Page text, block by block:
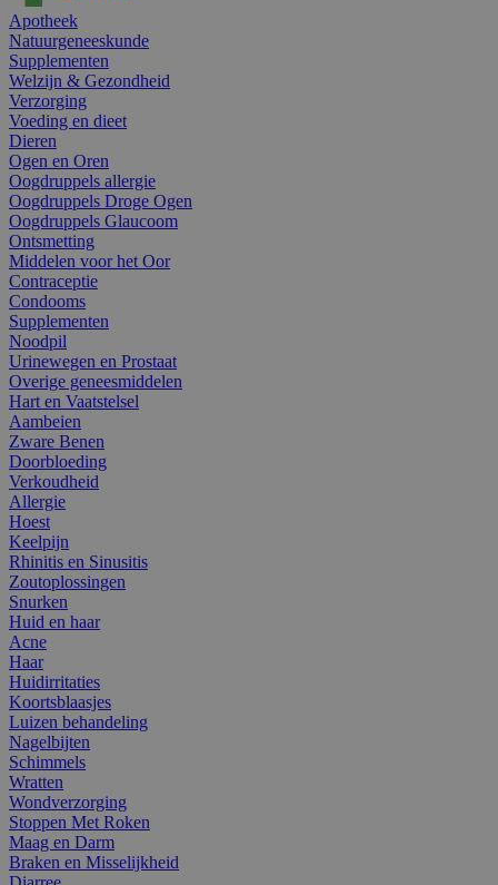
Apotheek
Natuurgeneeskunde
Supplementen
Welzijn & Gezondheid
Verzorging
Voeding en dieet
Dieren
Ogen en Oren
Oogdruppels allergie
Oogdruppels Droge Ogen
Oogdruppels Glaucoom
Ontsmetting
Middelen voor het Oor
Contraceptie
Condooms
Supplementen
Noodpil
Urinewegen en Prostaat
Overige geneesmiddelen
Hart en Vaatstelsel
Aambeien
Zware Benen
Doorbloeding
Verkoudheid
Allergie
Hoest
Keelpijn
Rhinitis en Sinusitis
Zoutoplossingen
Snurken
Huid en haar
Acne
Haar
Huidirritaties
Koortsblaasjes
Luizen behandeling
Nagelbijten
Schimmels
Wratten
Wondverzorging
Stoppen Met Roken
Maag en Darm
Braken en Misselijkheid